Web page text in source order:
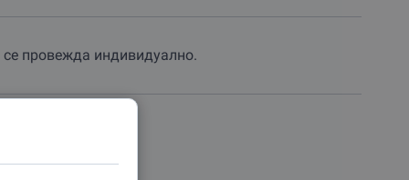
се провежда индивидуално.